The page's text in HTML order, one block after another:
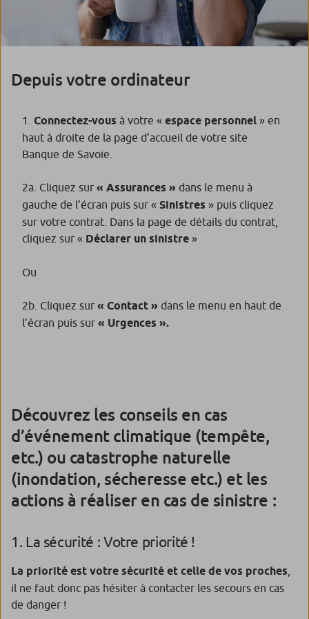
Depuis votre ordinateur
Connectez-vous à votre « espace personnel » en
haut à droite de la page d’accueil de votre site
Banque de Savoie.
2a. Cliquez sur « Assurances » dans le menu à
gauche de l’écran puis sur « Sinistres » puis cliquez
sur votre contrat. Dans la page de détails du contrat,
cliquez sur « Déclarer un sinistre »
Ou
2b. Cliquez sur « Contact » dans le menu en haut de
l’écran puis sur « Urgences ».
Découvrez les conseils en cas
d’événement climatique (tempête,
etc.) ou catastrophe naturelle
(inondation, sécheresse etc.) et les
actions à réaliser en cas de sinistre :
1. La sécurité : Votre priorité !
La priorité est votre sécurité et celle de vos proches
il ne faut donc pas hésiter à contacter les secours en cas
de danger !